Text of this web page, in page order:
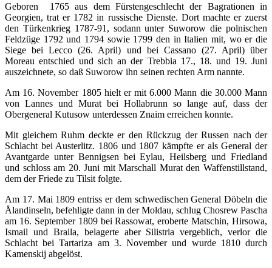
Geboren 1765 aus dem Fürstengeschlecht der Bagrationen in
Georgien, trat er 1782 in russische Dienste. Dort machte er zuerst
den Türkenkrieg 1787-91, sodann unter Suworow die polnischen
Feldzüge 1792 und 1794 sowie 1799 den in Italien mit, wo er die
Siege bei Lecco (26. April) und bei Cassano (27. April) über
Moreau entschied und sich an der Trebbia 17., 18. und 19. Juni
auszeichnete, so daß Suworow ihn seinen rechten Arm nannte.
Am 16. November 1805 hielt er mit 6.000 Mann die 30.000 Mann
von Lannes und Murat bei Hollabrunn so lange auf, dass der
Obergeneral Kutusow unterdessen Znaim erreichen konnte.
Mit gleichem Ruhm deckte er den Rückzug der Russen nach der
Schlacht bei Austerlitz. 1806 und 1807 kämpfte er als General der
Avantgarde unter Bennigsen bei Eylau, Heilsberg und Friedland
und schloss am 20. Juni mit Marschall Murat den Waffenstillstand,
dem der Friede zu Tilsit folgte.
Am 17. Mai 1809 entriss er dem schwedischen General Döbeln die
Ålandinseln, befehligte dann in der Moldau, schlug Chosrew Pascha
am 16. September 1809 bei Rassowat, eroberte Matschin, Hirsowa,
Ismail und Braila, belagerte aber Silistria vergeblich, verlor die
Schlacht bei Tartariza am 3. November und wurde 1810 durch
Kamenskij abgelöst.